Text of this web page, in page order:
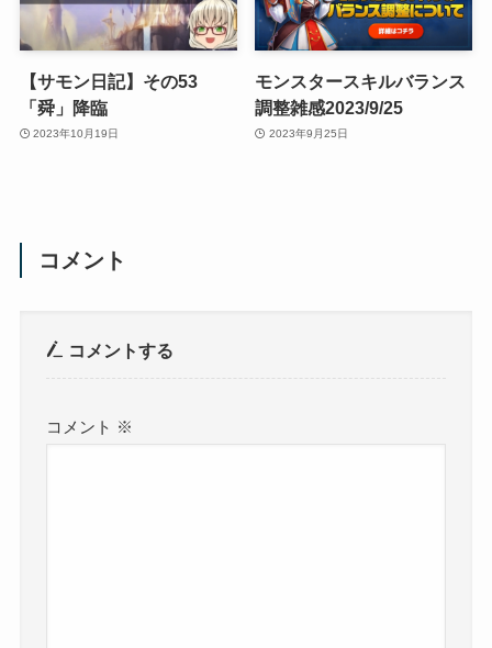
【サモン日記】その53
「舜」降臨
2023年10月19日
モンスタースキルバランス
調整雑感2023/9/25
2023年9月25日
コメント
コメントする
コメント ※